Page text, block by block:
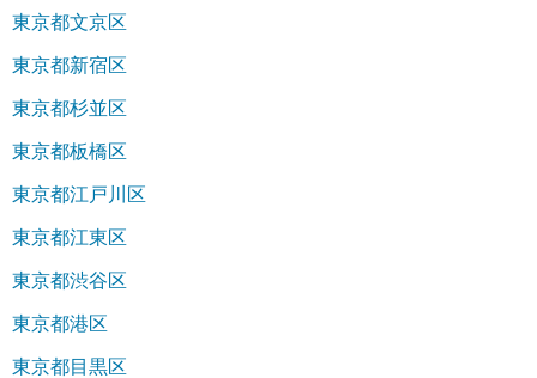
東京都文京区
東京都新宿区
東京都杉並区
東京都板橋区
東京都江戸川区
東京都江東区
東京都渋谷区
東京都港区
東京都目黒区